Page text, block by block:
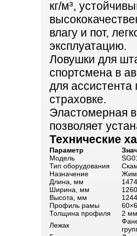
кг/м³,
влагу и пот,
эксплуатацию.
Ловушки для
спортсмена в
для ассистента
страховке.
Эластомерная
позволяет
Технические
Параметр
Модель
Тип оборудования
Назначение
Жим
Длина, мм
1474
Ширина, мм
1260
Высота, мм
1244
Профиль рамы
Толщина профиля
2 мм
Лежак